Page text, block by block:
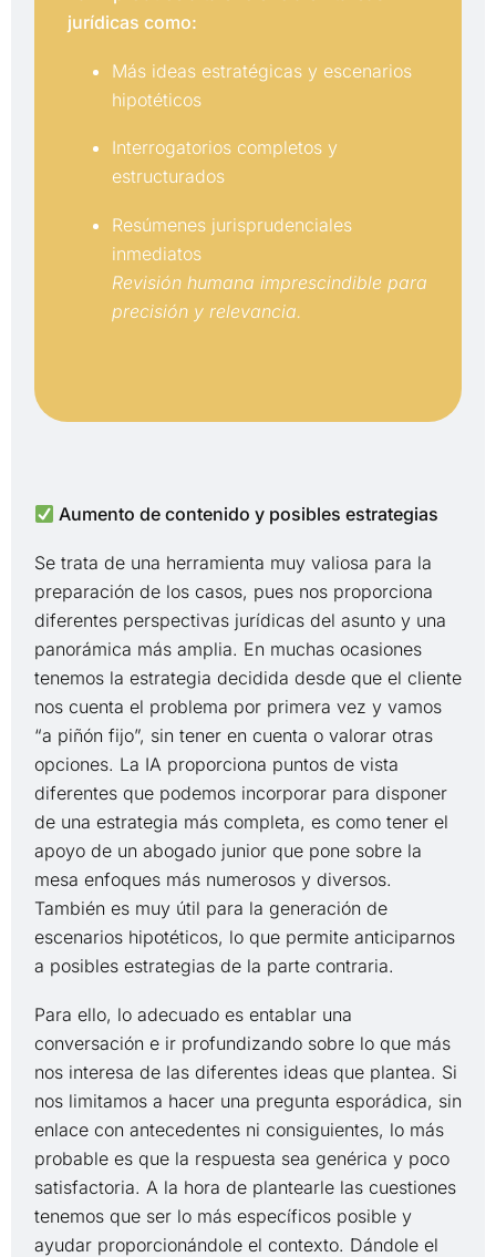
jurídicas como:
Más ideas estratégicas y escenarios
hipotéticos
Interrogatorios completos y
estructurados
Resúmenes jurisprudenciales
inmediatos
Revisión humana imprescindible para
precisión y relevancia.
Aumento de contenido y posibles estrategias
Se trata de una herramienta muy valiosa para la
preparación de los casos, pues nos proporciona
diferentes perspectivas jurídicas del asunto y una
panorámica más amplia. En muchas ocasiones
tenemos la estrategia decidida desde que el cliente
nos cuenta el problema por primera vez y vamos
“a piñón fijo”, sin tener en cuenta o valorar otras
opciones. La IA proporciona puntos de vista
diferentes que podemos incorporar para disponer
de una estrategia más completa, es como tener el
apoyo de un abogado junior que pone sobre la
mesa enfoques más numerosos y diversos.
También es muy útil para la generación de
escenarios hipotéticos, lo que permite anticiparnos
a posibles estrategias de la parte contraria.
Para ello, lo adecuado es entablar una
conversación e ir profundizando sobre lo que más
nos interesa de las diferentes ideas que plantea. Si
nos limitamos a hacer una pregunta esporádica, sin
enlace con antecedentes ni consiguientes, lo más
probable es que la respuesta sea genérica y poco
satisfactoria. A la hora de plantearle las cuestiones
tenemos que ser lo más específicos posible y
ayudar proporcionándole el contexto. Dándole el